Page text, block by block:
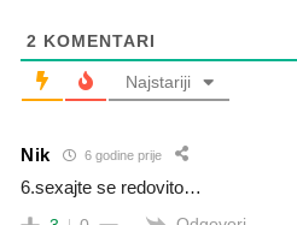
2 KOMENTARI
Najstariji
Nik 6 godine prije
6.sexajte se redovito…